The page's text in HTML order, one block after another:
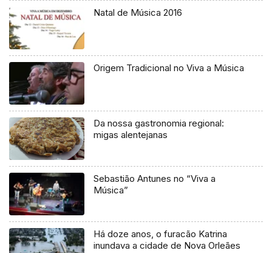
Natal de Música 2016
Origem Tradicional no Viva a Música
Da nossa gastronomia regional:
migas alentejanas
Sebastião Antunes no “Viva a
Música”
Há doze anos, o furacão Katrina
inundava a cidade de Nova Orleães